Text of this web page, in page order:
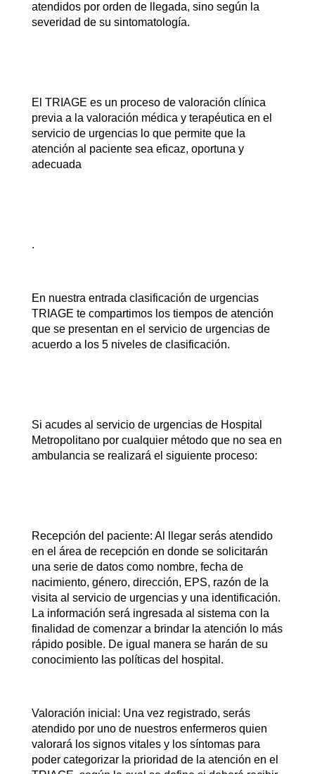
atendidos por orden de llegada, sino según la
severidad de su sintomatología.
El TRIAGE es un proceso de valoración clínica
previa a la valoración médica y terapéutica en el
servicio de urgencias lo que permite que la
atención al paciente sea eficaz, oportuna y
adecuada
.
En nuestra entrada clasificación de urgencias
TRIAGE te compartimos los tiempos de atención
que se presentan en el servicio de urgencias de
acuerdo a los 5 niveles de clasificación.
Si acudes al servicio de urgencias de Hospital
Metropolitano por cualquier método que no sea en
ambulancia se realizará el siguiente proceso:
Recepción del paciente: Al llegar serás atendido
en el área de recepción en donde se solicitarán
una serie de datos como nombre, fecha de
nacimiento, género, dirección, EPS, razón de la
visita al servicio de urgencias y una identificación.
La información será ingresada al sistema con la
finalidad de comenzar a brindar la atención lo más
rápido posible. De igual manera se harán de su
conocimiento las políticas del hospital.
Valoración inicial: Una vez registrado, serás
atendido por uno de nuestros enfermeros quien
valorará los signos vitales y los síntomas para
poder categorizar la prioridad de la atención en el